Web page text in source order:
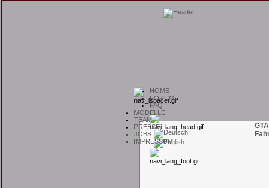
HOME
FORUM
FAQ
MODELLE
TEAM
PRESSE
JOBS
IMPRESSUM